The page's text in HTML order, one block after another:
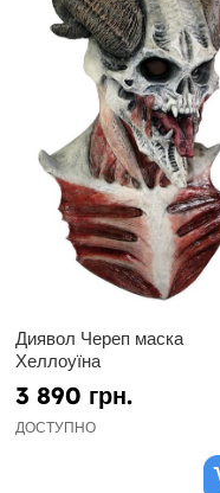
Диявол Череп маска
Хеллоуїна
3 890 грн.
ДОСТУПНО